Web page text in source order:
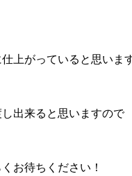
上がっていると思いま
出来ると思いますので
お待ちください！